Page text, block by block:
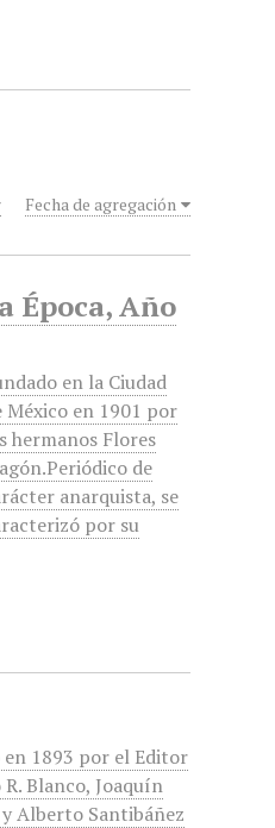
Fecha de agregación
Época, Año
en la Ciudad
México en 1901 por
hermanos Flores
de
anarquista, se
por su
en 1893 por el Editor
Blanco, Joaquín
Alberto Santibáñez